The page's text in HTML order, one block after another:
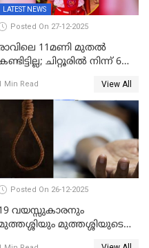
LATEST NEWS
Posted On 27-12-2025
11മണി മുതൽ
ചിറ്റൂരിൽ നിന്ന് 6
Min Read View All
Posted On 26-12-2025
വയസ്സുകാരനും
മുത്തശ്ശിയുടെ